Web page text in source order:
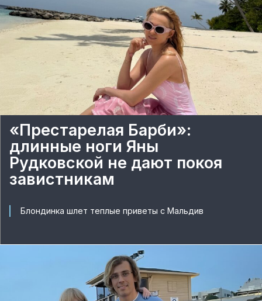
«Престарелая Барби»:
длинные ноги Яны
Рудковской не дают покоя
завистникам
Блондинка шлет теплые приветы с Мальдив